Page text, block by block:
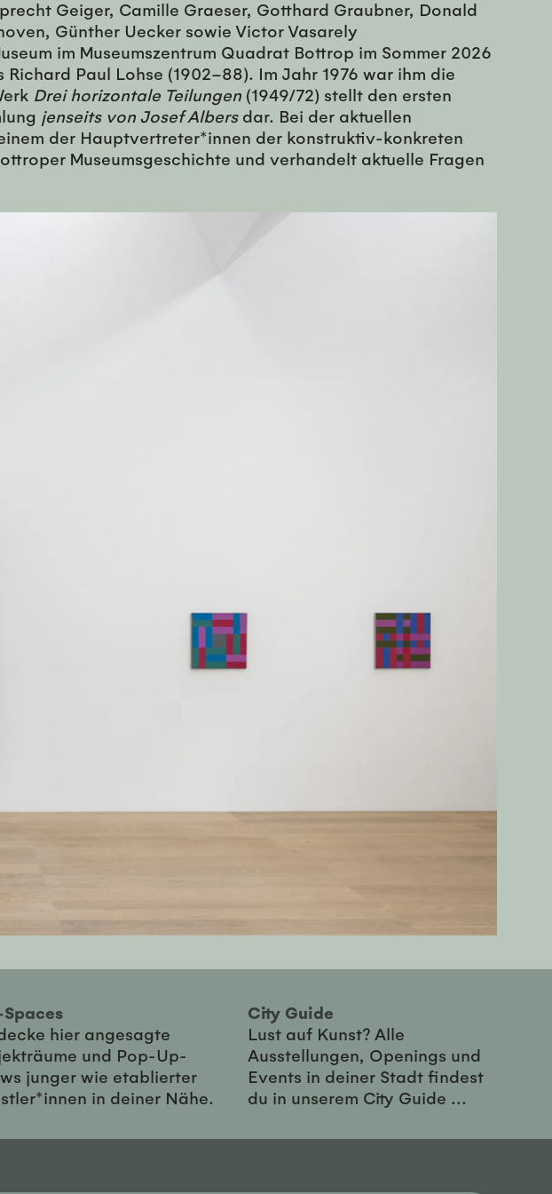
Geiger, Camille Graeser, Gotthard Graubner, Donald
Günther Uecker sowie Victor Vasarely
im Museumszentrum Quadrat Bottrop im Sommer 2026
Paul Lohse (1902–88). Im Jahr 1976 war ihm die
Drei horizontale Teilungen (1949/72) stellt den ersten
jenseits von Josef Albersdar. Bei der aktuellen
der Hauptvertreter*innen der konstruktiv-konkreten
Museumsgeschichte und verhandelt aktuelle Fragen
hier angesagte
und Pop-Up-
junger wie etablierter
in deiner Nähe.
City Guide
Lust auf Kunst? Alle
Ausstellungen, Openings und
Events in deiner Stadt findest
du in unserem City Guide ...